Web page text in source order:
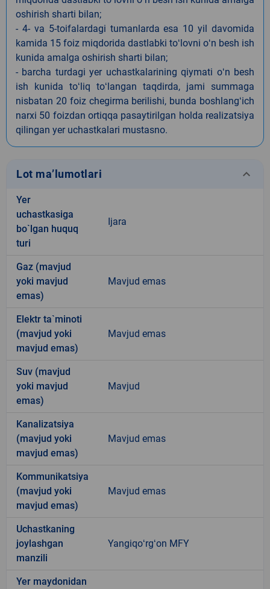
oshirish sharti bilan;
- 4- va 5-toifalardagi tumanlarda esa 10 yil davomida
kamida 15 foiz miqdorida dastlabki toʻlovni oʻn besh ish
kunida amalga oshirish sharti bilan;
- barcha turdagi yer uchastkalarining qiymati oʻn besh
ish kunida toʻliq toʻlangan taqdirda, jami summaga
nisbatan 20 foiz chegirma berilishi, bunda boshlangʻich
narxi 50 foizdan ortiqqa pasaytirilgan holda realizatsiya
qilingan yer uchastkalari mustasno.
Lot ma’lumotlari keyboard_arrow_down
Yer
uchastkasiga
bo`lgan huquq
turi
Ijara
Gaz (mavjud
yoki mavjud
emas)
Mavjud emas
Elektr ta`minoti
(mavjud yoki
mavjud emas)
Mavjud emas
Suv (mavjud
yoki mavjud
emas)
Mavjud
Kanalizatsiya
(mavjud yoki
mavjud emas)
Mavjud emas
Kommunikatsiya
(mavjud yoki
mavjud emas)
Mavjud emas
Uchastkaning
joylashgan
manzili
Yangiqoʻrgʻon MFY
Yer maydonidan